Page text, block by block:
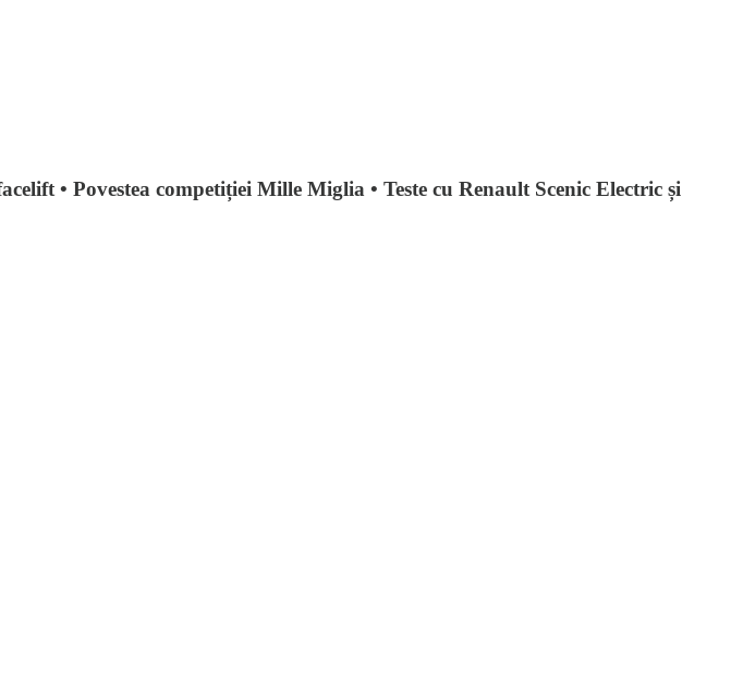
• Povestea competiției Mille Miglia • Teste cu Renault Scenic Electric și